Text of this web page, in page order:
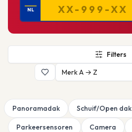
NL
Filters
Merk A → Z
Panoramadak Schuif/Open dak
Parkeersensoren Camera